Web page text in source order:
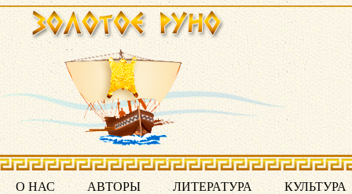
О НАС АВТОРЫ ЛИТЕРАТУРА КУЛЬТУРА